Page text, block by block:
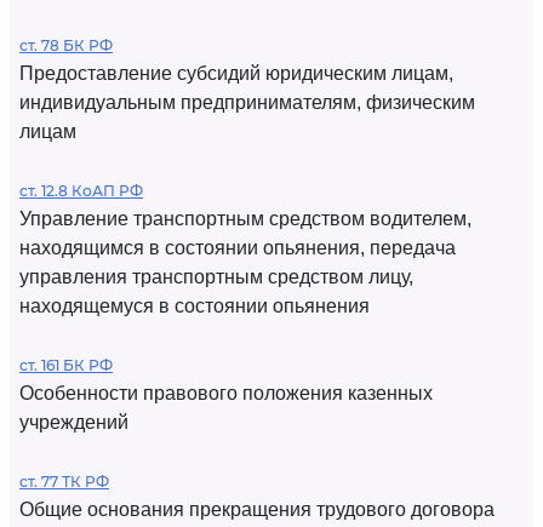
ст. 78 БК РФ
Предоставление субсидий юридическим лицам,
индивидуальным предпринимателям, физическим
лицам
ст. 12.8 КоАП РФ
Управление транспортным средством водителем,
находящимся в состоянии опьянения, передача
управления транспортным средством лицу,
находящемуся в состоянии опьянения
ст. 161 БК РФ
Особенности правового положения казенных
учреждений
ст. 77 ТК РФ
Общие основания прекращения трудового договора